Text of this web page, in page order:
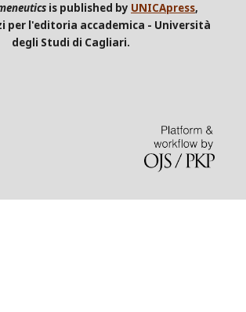
is published by UNICApress,
per l'editoria accademica - Università
degli Studi di Cagliari.